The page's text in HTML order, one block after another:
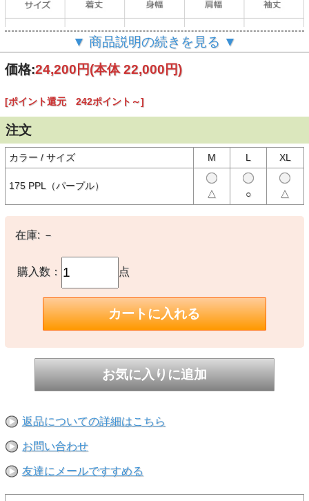
（単位：cm）
【商品説明】
東洋エンタープライス製STAR OF HOLLYWOOD（スターオブハリウ
ッド）のプルオーバーシャツ。
"1950年代当時、極めて芸術性の高いプリントシャツを世に送り出し
たスターオブハリウッド。同ブランドには世界的に評価される5つの
傑作が存在するが、このシュランケンヘッド（干し首柄）は SIR
GUY（サーガイ）というブランドからもリリースされていた。基本
的なデザインはどちらも同じだが、モチーフの大きさや間隔、生地の
オリジナル。後に作られたサーガイ製と比較した場合、スターオブハ
リウッド製は絵柄がやや小さく、モチーフの間隔も狭い。プリントも
オーバープリントではなく抜染となっている。スターオブハリウッド
季、ヴィンテージをもとに復刻したスターオブハリウッドのシュラン
ケンヘッドが遂に世に放たれる。"（東洋エンタープライズ公式サイ
【生産国】
―
※撮影時の環境やご使用のPCモニター等の環境により実際の色味と
▼ 商品説明の続きを見る ▼
価格:24,200円(本体 22,000円)
[ポイント還元 242ポイント～]
注文
カラー / サイズ M L XL
175 PPL（パープル）
△
○ △
在庫: －
購入数： 点
返品についての詳細はこちら
お問い合わせ
友達にメールですすめる